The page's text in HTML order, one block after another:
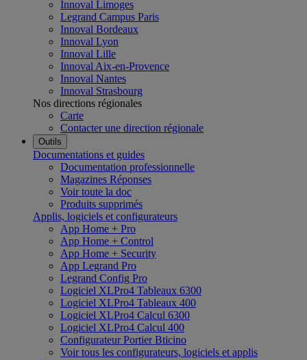
Innoval Limoges
Legrand Campus Paris
Innoval Bordeaux
Innoval Lyon
Innoval Lille
Innoval Aix-en-Provence
Innoval Nantes
Innoval Strasbourg
Nos directions régionales
Carte
Contacter une direction régionale
Outils
Documentations et guides
Documentation professionnelle
Magazines Réponses
Voir toute la doc
Produits supprimés
Applis, logiciels et configurateurs
App Home + Pro
App Home + Control
App Home + Security
App Legrand Pro
Legrand Config Pro
Logiciel XLPro4 Tableaux 6300
Logiciel XLPro4 Tableaux 400
Logiciel XLPro4 Calcul 6300
Logiciel XLPro4 Calcul 400
Configurateur Portier Bticino
Voir tous les configurateurs, logiciels et applis